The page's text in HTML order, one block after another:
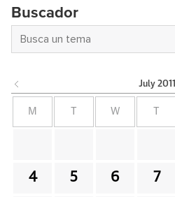
Buscador
July 2011
M W
4 5 6 7